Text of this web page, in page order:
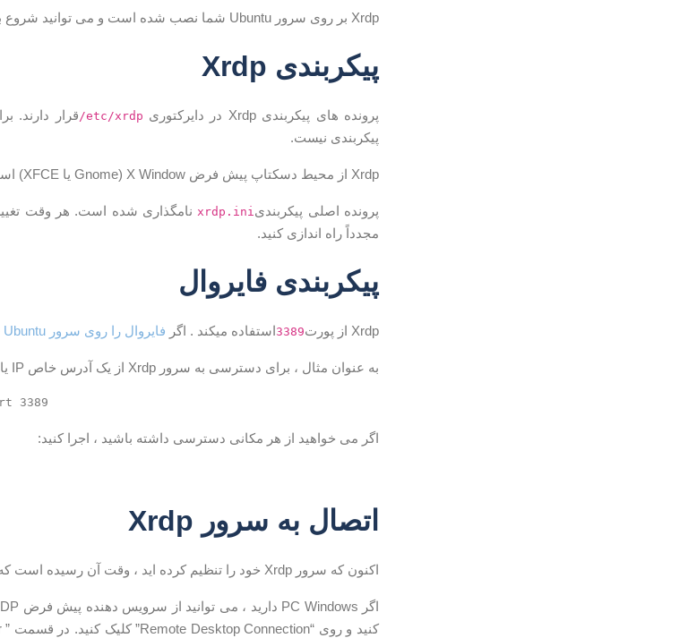
Xrdp بر روی سرور Ubuntu شما نصب شده است و می توانید شروع به استفاده از آن کنید.
پیکربندی Xrdp
پرونده های پیکربندی Xrdp در دایرکتوری /etc/xrdp
پیکربندی نیست.
Xrdp از محیط دسکتاپ پیش فرض X Window (Gnome یا XFCE) استفاده می کند.
پرونده اصلی پیکربندیxrdp.ini
مجدداً راه اندازی کنید.
پیکربندی فایروال
Xrdp از پورت 3389استفاده میکند . اگر فایروال را روی سرور Ubuntu
به عنوان مثال ، برای دسترسی به سرور Xrdp از یک آدرس خاص IP یا دامنه IP ،
اگر می خواهید از هر مکانی دسترسی داشته باشید ، اجرا کنید:
اتصال به سرور Xrdp
اکنون که سرور Xrdp خود را تنظیم کرده اید ، وقت آن رسیده است که کاربر Xrdp خود را باز کرده و به سرور متصل شوید.